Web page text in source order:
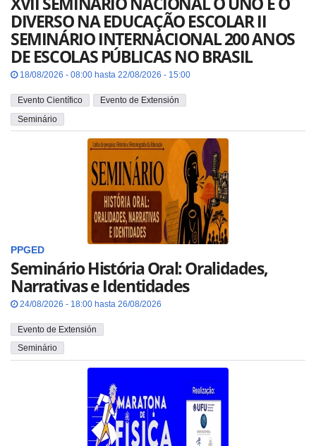
DIVERSO NA EDUCAÇÃO ESCOLAR II
SEMINÁRIO INTERNACIONAL 200 ANOS
DE ESCOLAS PÚBLICAS NO BRASIL
18/08/2026 - 08:00 hasta 22/08/2026 - 15:00
Evento Científico
Evento de Extensión
Seminário
PPGED
Seminário História Oral: Oralidades,
Narrativas e Identidades
24/08/2026 - 18:00 hasta 26/08/2026
Evento de Extensión
Seminário